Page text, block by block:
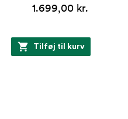
1.699,00 kr.
Tilføj til kurv